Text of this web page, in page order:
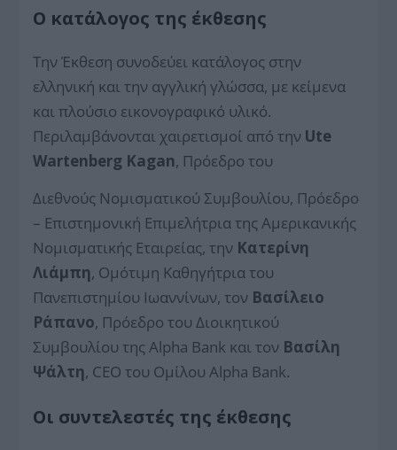
Ο κατάλογος της έκθεσης
Την Έκθεση συνοδεύει κατάλογος στην
ελληνική και την αγγλική γλώσσα, με κείμενα
και πλούσιο εικονογραφικό υλικό.
Περιλαμβάνονται χαιρετισμοί από την Ute
Wartenberg Kagan, Πρόεδρο του
Διεθνούς Νομισματικού Συμβουλίου, Πρόεδρο
– Επιστημονική Επιμελήτρια της Αμερικανικής
Νομισματικής Εταιρείας, την Κατερίνη
Λιάμπη, Ομότιμη Καθηγήτρια του
Πανεπιστημίου Ιωαννίνων, τον Βασίλειο
Ράπανο, Πρόεδρο του Διοικητικού
Συμβουλίου της Alpha Bank και τον Βασίλη
Ψάλτη, CEO του Ομίλου Alpha Bank.
Οι συντελεστές της έκθεσης